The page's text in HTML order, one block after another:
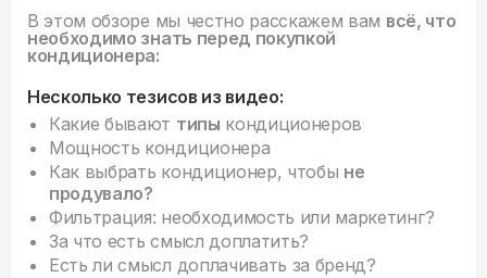
В этом обзоре мы честно расскажем вам всё, что
необходимо знать перед покупкой
кондиционера:
Несколько тезисов из видео:
Какие бывают типы кондиционеров
Мощность кондиционера
Как выбрать кондиционер, чтобы не
продувало?
Фильтрация: необходимость или маркетинг?
За что есть смысл доплатить?
Есть ли смысл доплачивать за бренд?